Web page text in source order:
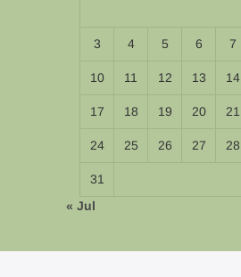
3 4 5 6 7
10 11 12 13 14
17 18 19 20 21
24 25 26 27 28
31
« Jul